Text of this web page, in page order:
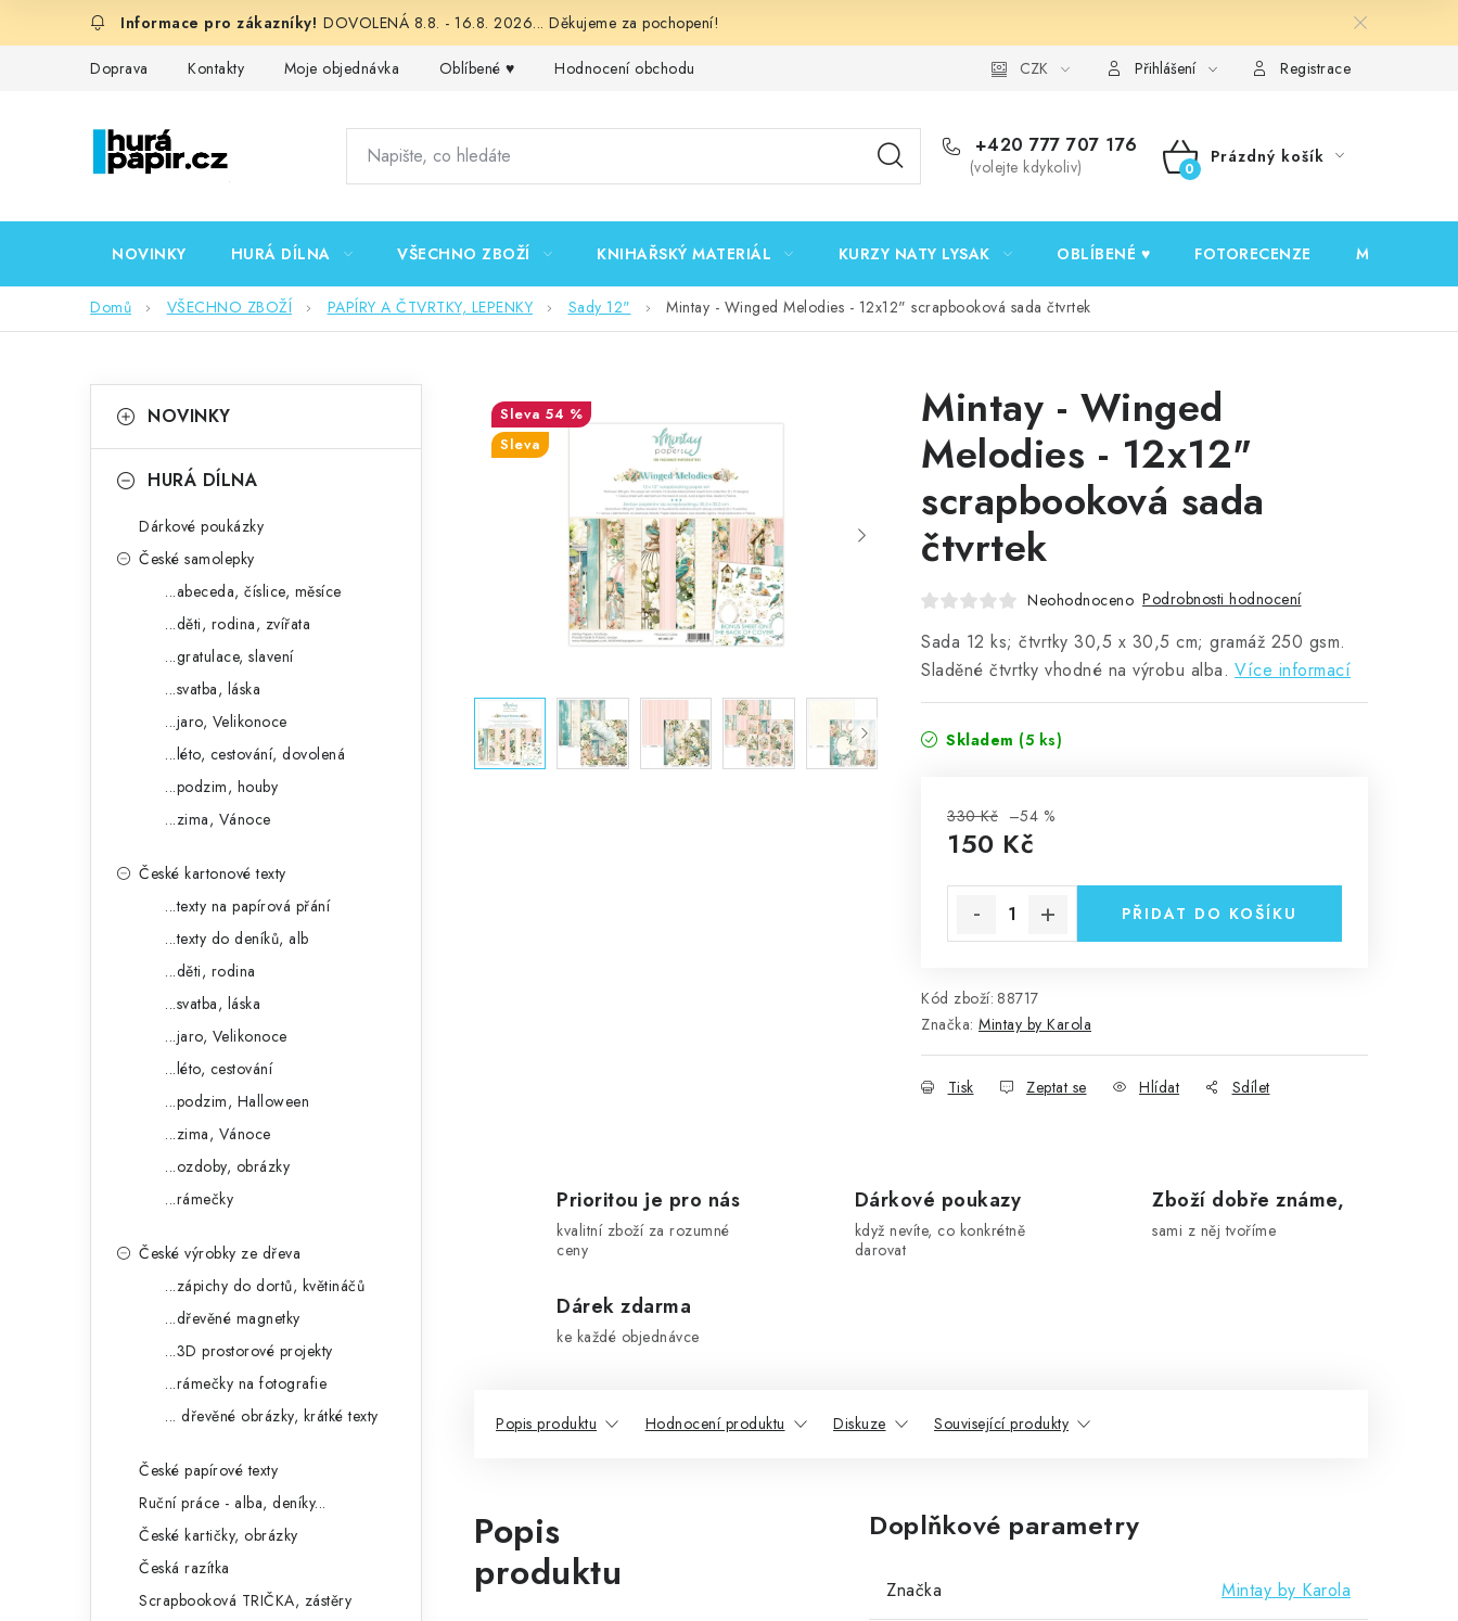
DOVOLENÁ 8.8. - 16.8. 2026... Děkujeme za pochopení!
Doprava Kontakty Moje objednávka Oblíbené ♥️ Hodnocení obchodu Podmínky ochrany osobních údajů Ověřování recenzí
CZK Přihlášení Registrace
+420 777 707 176
(volejte kdykoliv)
NÁKUPNÍ
Prázdný košík
NOVINKY HURÁ DÍLNA VŠECHNO ZBOŽÍ KNIHAŘSKÝ MATERIÁL KURZY NATY LYSAK OBLÍBENÉ ♥️ FOTORECENZE MOJE
Domů VŠECHNO ZBOŽÍ PAPÍRY A ČTVRTKY, LEPENKY Sady 12" Mintay - Winged Melodies - 12x12" scrapbooková sada čtvrtek
okategorie
a
NOVINKY
HURÁ DÍLNA
Dárkové poukázky
České samolepky
...abeceda, číslice, měsíce
...děti, rodina, zvířata
...gratulace, slavení
...svatba, láska
...jaro, Velikonoce
...léto, cestování, dovolená
...podzim, houby
...zima, Vánoce
České kartonové texty
...texty na papírová přání
...texty do deníků, alb
...děti, rodina
...svatba, láska
...jaro, Velikonoce
...léto, cestování
...podzim, Halloween
...zima, Vánoce
...ozdoby, obrázky
...rámečky
České výrobky ze dřeva
...zápichy do dortů, květináčů
...dřevěné magnetky
...3D prostorové projekty
...rámečky na fotografie
... dřevěné obrázky, krátké texty
České papírové texty
Ruční práce - alba, deníky...
České kartičky, obrázky
Česká razítka
Scrapbooková TRIČKA, zástěry
Mintay - Winged
Melodies - 12x12"
scrapbooková sada
čtvrtek
Neohodnoceno Podrobnosti hodnocení
Sada 12 ks; čtvrtky 30,5 x 30,5 cm; gramáž 250 gsm.
Sladěné čtvrtky vhodné na výrobu alba. Více informací
Skladem (5 ks)
330 Kč –54 %
150 Kč
PŘIDAT DO KOŠÍKU
Kód zboží: 88717
Značka: Mintay by Karola
Tisk Zeptat se Hlídat Sdílet
54 %
Sleva
Prioritou je pro nás
kvalitní zboží za rozumné
ceny
Dárkové poukazy
když nevíte, co konkrétně
darovat
Zboží dobře známe,
sami z něj tvoříme
Dárek zdarma
ke každé objednávce
Popis produktu Hodnocení produktu Diskuze Související produkty
Popis
produktu
Doplňkové parametry
Značka Mintay by Karola